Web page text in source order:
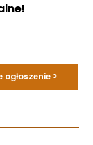
ogłoszenie >